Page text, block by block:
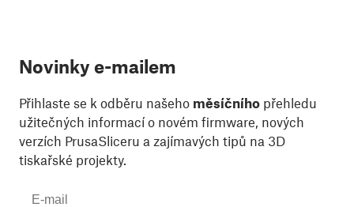
Novinky e-mailem
Přihlaste se k odběru našeho měsíčního přehledu
užitečných informací o novém firmware, nových
verzích PrusaSliceru a zajímavých tipů na 3D
tiskařské projekty.